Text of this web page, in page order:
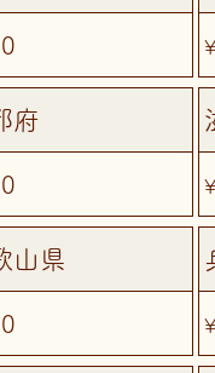
¥
府
¥
山県
¥